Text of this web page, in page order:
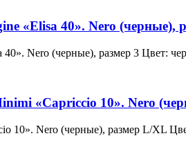
«Elisa 40». Nero (черные),
Nero (черные), размер 3 Цвет:
«Capriccio 10». Nero
10». Nero (черные), размер L/XL